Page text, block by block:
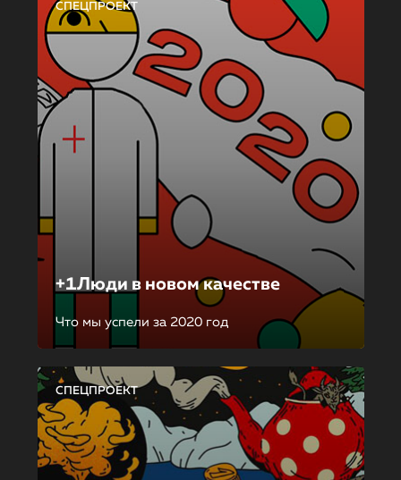
СПЕЦПРОЕКТ
+1Люди в новом качестве
Что мы успели за 2020 год
СПЕЦПРОЕКТ